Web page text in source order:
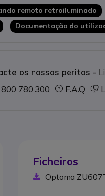
remoto retroiluminado
Documentação do
os nossos peritos -
800 780 300
F.A.Q
Ficheiros
Optoma